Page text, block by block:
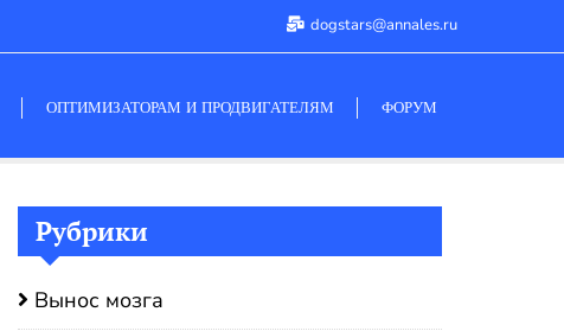
dogstars@annales.ru
ОПТИМИЗАТОРАМ И ПРОДВИГАТЕЛЯМ ФОРУМ
Рубрики
Вынос мозга